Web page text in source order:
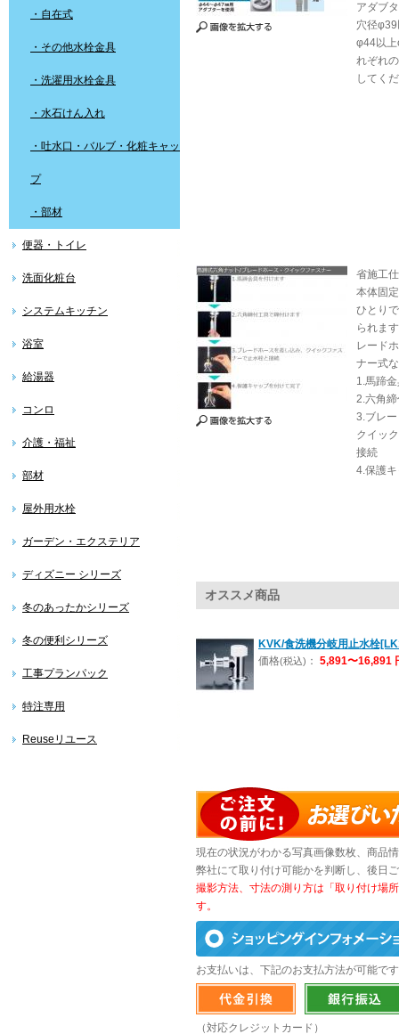
・自在式
・その他水栓金具
・洗濯用水栓金具
・水石けん入れ
・吐水口・バルブ・化粧キャッ
プ
・部材
便器・トイレ
洗面化粧台
システムキッチン
浴室
給湯器
コンロ
介護・福祉
部材
屋外用水栓
ガーデン・エクステリア
ディズニー シリーズ
冬のあったかシリーズ
冬の便利シリーズ
工事プランパック
特注専用
Reuseリユース
アダブ
穴径
φ44以上
れぞれ
してく
省施工
本体固
ひとり
られま
レード
ナー式
1.馬蹄
2.六角
3.ブレ
クイッ
接続
4.保護
オススメ商品
KVK/食洗機分岐用止水栓
価格(税込) ： 5,891〜16,891
現在の状況がわかる写真画像数枚、商品
弊社にて取り付け可能かを判断し、後日
撮影方法、寸法の測り方は「取り付け場
す。
お支払いは、下記のお支払方法が可能で
（対応クレジットカード）